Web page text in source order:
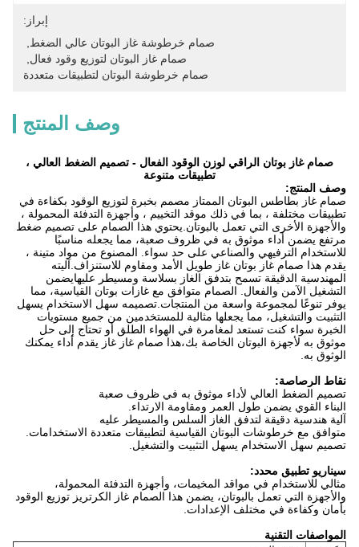
إبراز:
صمام خرطوشة غاز البوتان عالي الضغط
صمام غاز البوتان لتوزيع وقود فعال
صمام خرطوشة البوتان لتطبيقات متعددة
وصف المنتج
صمام غاز بوتان الراقي لوزن الوقود الفعال - تصميم الضغط العالي ،
تطبيقات متنوعة
وصف المنتج:
صمام غاز بطاطس البوتان الممتاز مصمم بخبرة لتوزيع الوقود بكفاءة في
تطبيقات مختلفة ، بما في ذلك موقد التخييم ، وأجهزة التدفئة المحمولة ،
والأجهزة الأخرى التي تعمل بالبوتان.يحتوي هذا الصمام على تصميم ضغط
مرتفع يضمن أداء موثوق به في ظروف صعبة، مما يجعله مناسبًا
للاستخدام الترفيهي والصناعي على حد سواء. المصنوع من مواد متينة ،
يقدم هذا صمام غاز بوتان غاز طويل الأمد ومقاوم للاستنزاف.آليته
المهندسية الدقيقة تسمح بتدفق الغاز بسلاسة ومسيطر عليهايضمن
التشغيل الآمن والفعال. الصمام متوافق مع غازات بوتان القياسية، مما
يوفر تنوعًا لمجموعة واسعة من المنتجات.تصميمه سهل الاستخدام يسهل
التثبيت والتشغيل، مما يجعلها مثالية للمستخدمين من جميع مستويات
الخبرة سواء كنت تستعد لمغامرة في الهواء الطلق أو تحتاج إلى حل
موثوق به لأجهزة البوتان الخاصة بك،هذا صمام غاز غاز يقدم أداء يمكنك
الوثوق به.
نقاط الرصاصة:
تصميم الضغط العالي لأداء موثوق به في ظروف صعبة
البناء القوي يضمن طول العمر ومقاومة الارتداء.
آلية هندسية دقيقة لتدفق الغاز السلس والمسيطر عليه
متوافق مع خرطوشات البوتان القياسية لتطبيقات متعددة الاستخدامات.
تصميم سهل الاستخدام يسهل التثبيت والتشغيل.
سيناريو تطبيق محدد:
مثالي للاستخدام في مواقد المخيمات، وأجهزة التدفئة المحمولة،
والأجهزة التي تعمل بالبوتان، يضمن هذا الصمام غاز الكرتريز توزيع الوقود
بأمان وكفاءة في مختلف الإعدادات.
المواصفات التقنية